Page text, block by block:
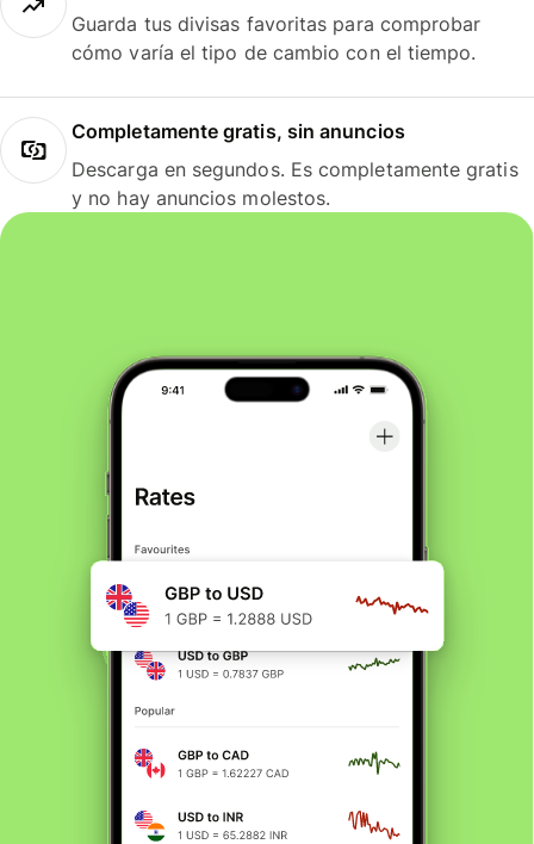
Guarda tus divisas favoritas para comprobar
cómo varía el tipo de cambio con el tiempo.
Completamente gratis, sin anuncios
Descarga en segundos. Es completamente gratis
y no hay anuncios molestos.